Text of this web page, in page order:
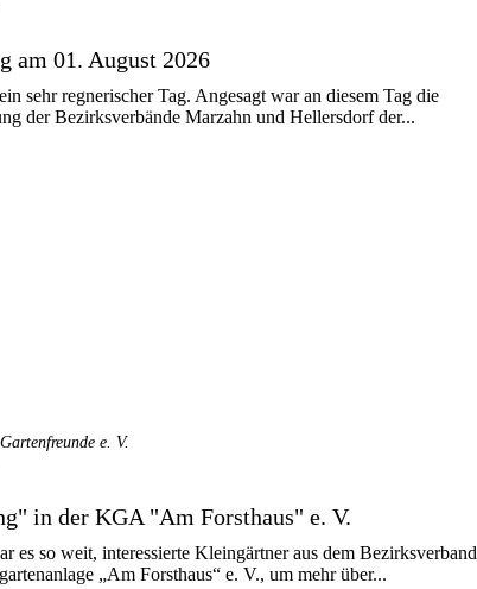
am 01. August 2026
sehr regnerischer Tag. Angesagt war an diesem Tag die
der Bezirksverbände Marzahn und Hellersdorf der...
e. V.
in der KGA "Am Forsthaus" e. V.
es so weit, interessierte Kleingärtner aus dem Bezirksverband
„Am Forsthaus“ e. V., um mehr über...